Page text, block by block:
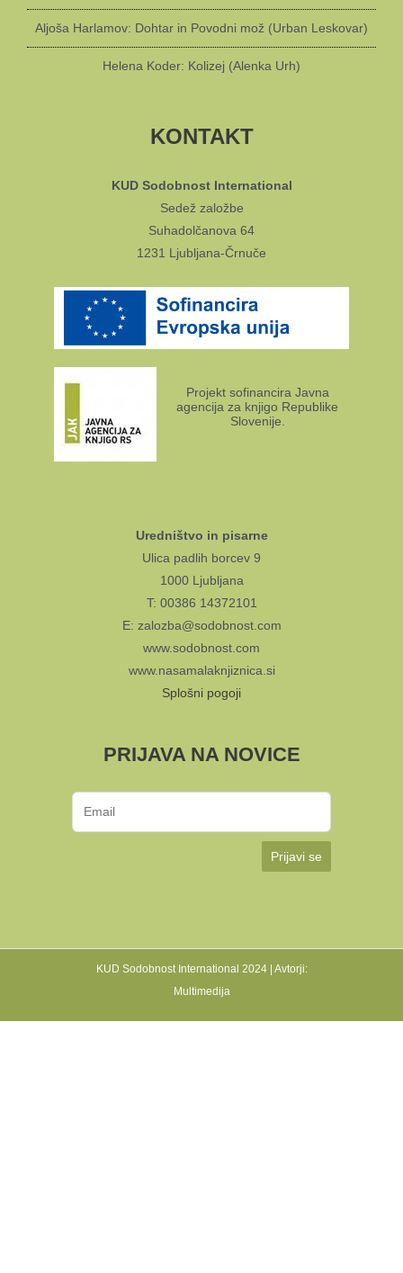
Aljoša Harlamov: Dohtar in Povodni mož (Urban Leskovar)
Helena Koder: Kolizej (Alenka Urh)
KONTAKT
KUD Sodobnost International
Sedež založbe
Suhadolčanova 64
1231 Ljubljana-Črnuče
Projekt sofinancira Javna
agencija za knjigo Republike
Slovenije.
Uredništvo in pisarne
Ulica padlih borcev 9
1000 Ljubljana
T: 00386 14372101
E: zalozba@sodobnost.com
www.sodobnost.com
www.nasamalaknjiznica.si
Splošni pogoji
PRIJAVA NA NOVICE
Prijavi se
KUD Sodobnost International 2024 | Avtorji:
Multimedija